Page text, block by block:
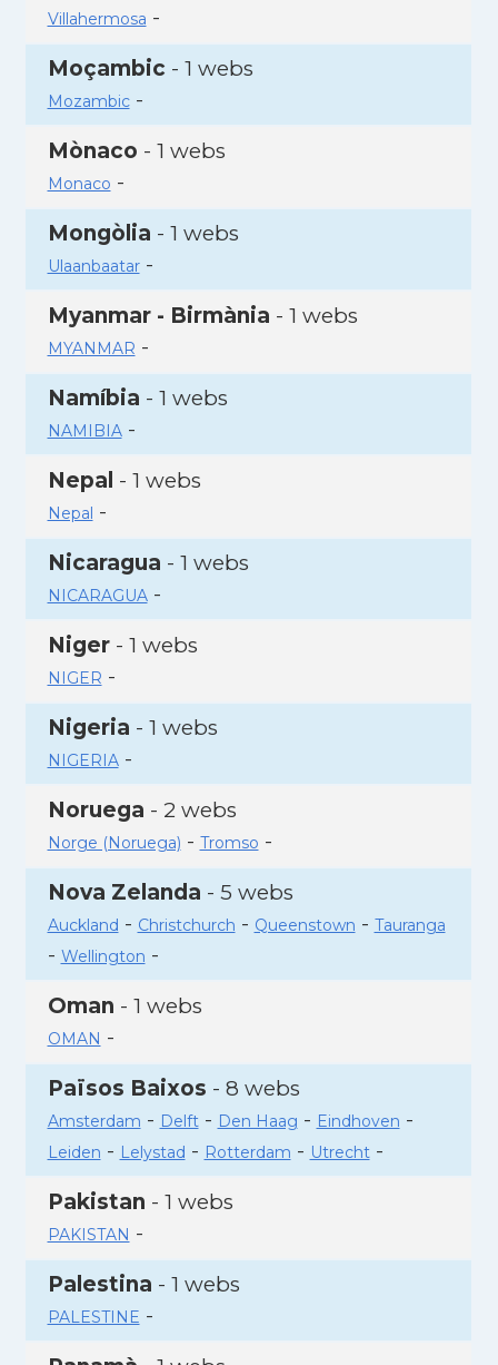
Villahermosa -
Moçambic - 1 webs
Mozambic-
Mònaco - 1 webs
Monaco -
Mongòlia - 1 webs
Ulaanbaatar-
Myanmar - Birmània - 1 webs
MYANMAR -
Namíbia - 1 webs
NAMIBIA-
Nepal - 1 webs
Nepal -
Nicaragua - 1 webs
NICARAGUA-
Niger- 1 webs
NIGER -
Nigeria - 1 webs
NIGERIA-
Noruega - 2 webs
Norge (Noruega) - Tromso -
Nova Zelanda - 5 webs
Auckland - Christchurch - Queenstown - Tauranga
- Wellington -
Oman - 1 webs
OMAN -
Països Baixos - 8 webs
Amsterdam - Delft- Den Haag - Eindhoven -
Leiden - Lelystad - Rotterdam - Utrecht-
Pakistan - 1 webs
PAKISTAN -
Palestina - 1 webs
PALESTINE -